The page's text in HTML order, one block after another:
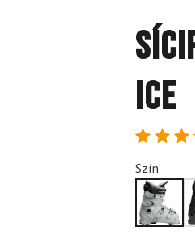
Ice
4.88
5-ből,
Szín